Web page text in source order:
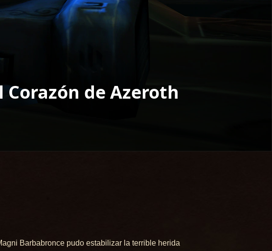
de Azeroth
Barbabronce pudo estabilizar la terrible herida